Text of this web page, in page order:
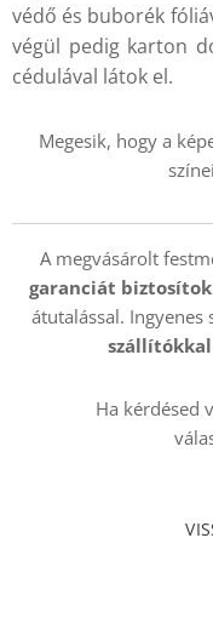
védő és buborék
végül pedig karton
cédulával látok el.
Megesik, hogy a
A megvásárolt
garanciát
átutalással. Ingyenes
szállítókkal
Ha kérdésed